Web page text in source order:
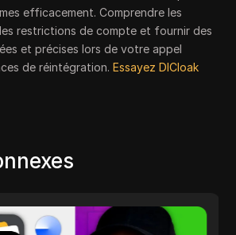
efficacement. Comprendre les
restrictions de compte et fournir des
et précises lors de votre appel
de réintégration.Essayez DICloak